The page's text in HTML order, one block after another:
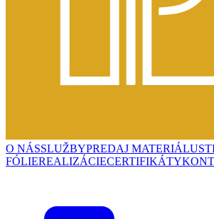
O NÁSSLUŽBYPREDAJ MATERIÁLU
FÓLIEREALIZÁCIECERTIFIKÁTY